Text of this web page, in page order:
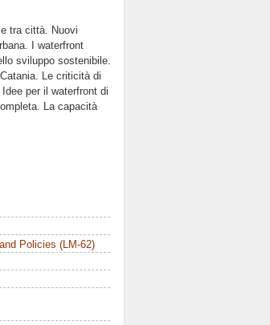
tra città. Nuovi
I waterfront
sviluppo sostenibile.
Le criticità di
per il waterfront di
La capacità
Policies (LM-62)